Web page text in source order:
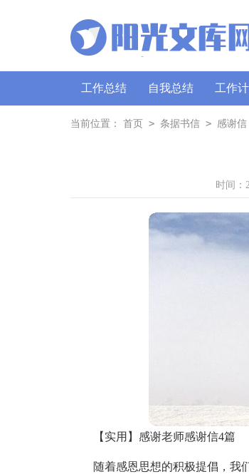
工作总结 自我总结 工作
策划书 讲话稿 广播稿
当前位置： 首页 > 条据书信 > 感谢信
时间：
【实用】感谢老师感谢信4篇
随着感恩思想的积极提倡，我